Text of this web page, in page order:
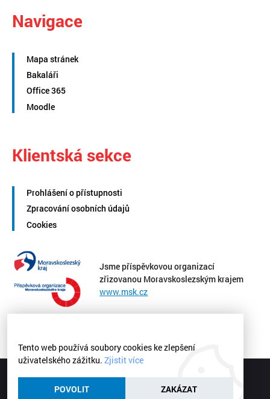
Navigace
Mapa stránek
Bakaláři
Office 365
Moodle
Klientská sekce
Prohlášení o přístupnosti
Zpracování osobních údajů
Cookies
Jsme příspěvkovou organizací
zřizovanou Moravskoslezským krajem
www.msk.cz
Ostrava | © 2026
Tento web používá soubory cookies ke zlepšení
uživatelského zážitku. Zjistit více
ZAKÁZAT
POVOLIT